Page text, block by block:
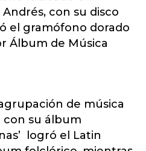
Andrés, con su disco
el gramófono dorado
Álbum de Música
de música
con su álbum
logró el Latin